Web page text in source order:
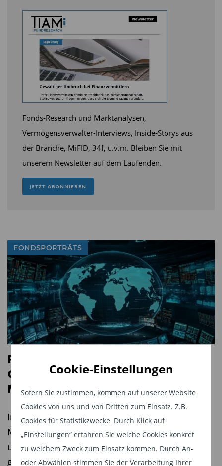
Cookie-Einstellungen
Sofern Sie zustimmen, kommen auf unserer Website
Cookies von uns und von Dritten zum Einsatz. Z.B.
Cookies für Statistikzwecke. Durch Klick auf
„Einstellungen“ erfahren Sie welche Cookies konkret
zu welchem Zweck zum Einsatz kommen. Durch An-
oder Abwählen stimmen Sie der Verarbeitung Ihrer
Fonds-Research und Marktanalysen,
Vermögensverwalter-Interviews, Inside-Storys aus
der Branche, MiFID, 34f, u.v.m. Bleiben Sie mit
unserem Newsletter auf dem Laufenden.
JETZT ABONNIEREN
FONDSPORTRÄTS
Fonds versus Fonds: Robeco BP
Global Premium Equities vs. MFS
Meridian Contrarian Value
In der Reihe „Fonds versus Fonds“ stellt der
Maklerpool Fonds Finanz für TiAM FundResearch
unterschiedliche Fonds der gleichen Kategorie
gegenüber und analysiert deren